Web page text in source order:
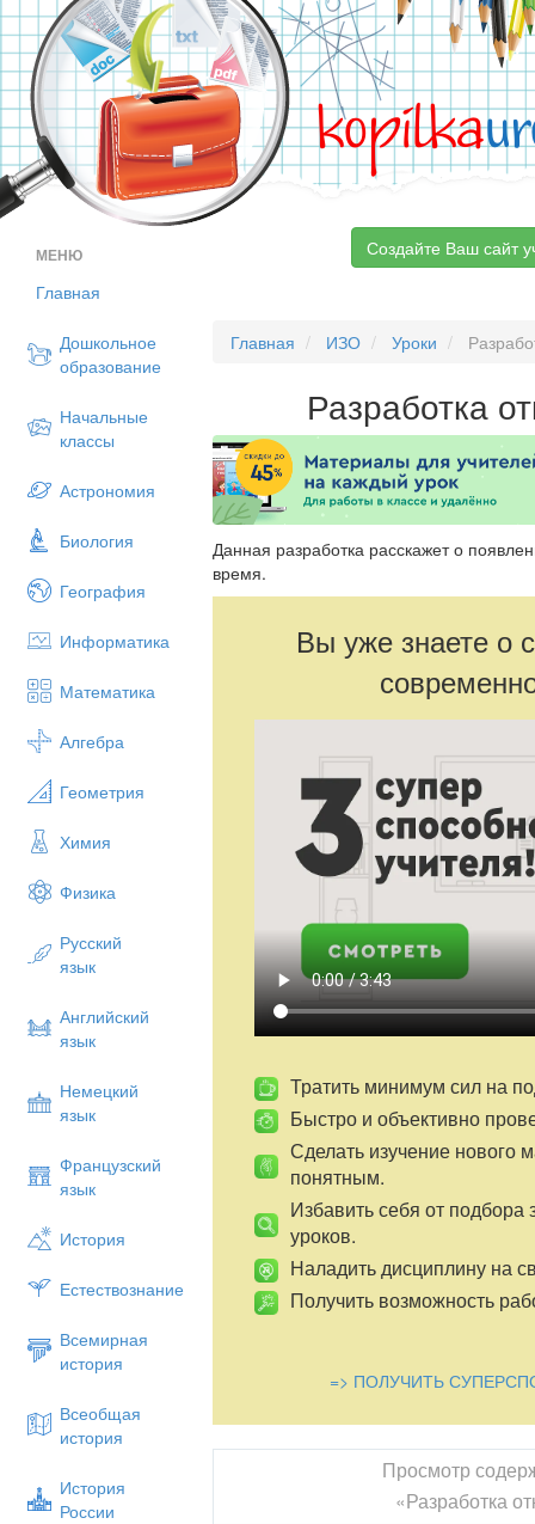
kopilka
МЕНЮ
Главная
Дошкольное
образование
Начальные
классы
Астрономия
Биология
География
Информатика
Математика
Алгебра
Геометрия
Химия
Физика
Русский
язык
Английский
язык
Немецкий
язык
Французский
язык
История
Естествознание
Всемирная
история
Всеобщая
история
История
России
Создайте Ваш сайт
Главная ИЗО Уроки
Разработка
Данная разработка расскажет о
время.
Вы уже знаете о
Тратить минимум сил на
Быстро и объективно
Сделать изучение нового
понятным.
Избавить себя от подбора
уроков.
Наладить дисциплину на
Получить возможность
=> ПОЛУЧИТЬ
Просмотр
«Разработка